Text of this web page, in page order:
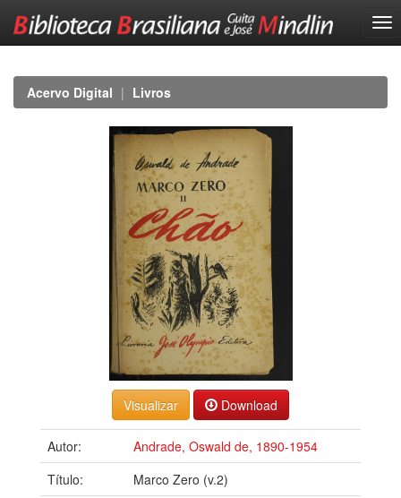
navigationAcervo Digital Livros
Download
Autor:
Andrade, Oswald de, 1890-1954
Título:
Marco Zero (v.2)